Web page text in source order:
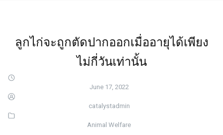
ลูกไก่จะถูกตัดปากออกเมื่ออายุได้เพียง
ไม่กี่วันเท่านั้น
June 17, 2022
catalystadmin
Animal Welfare